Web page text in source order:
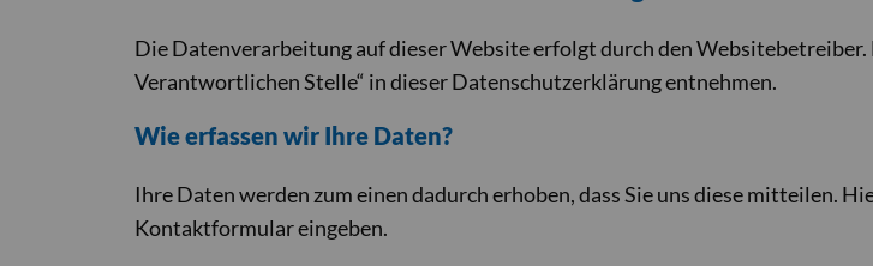
Die Datenverarbeitung auf dieser Website erfolgt durch den
Verantwortlichen Stelle“ in dieser Datenschutzerklärung entnehmen.
Wie erfassen wir Ihre Daten?
Ihre Daten werden zum einen dadurch erhoben, dass Sie uns diese mitteilen.
Kontaktformular eingeben.